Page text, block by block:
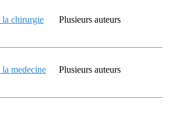
la chirurgie Plusieurs auteurs
medecine Plusieurs auteurs